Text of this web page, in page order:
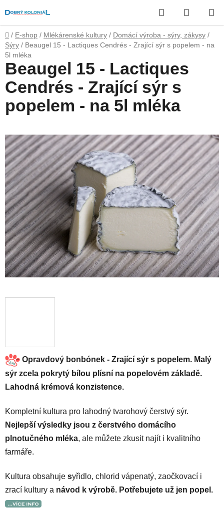
na
obsah
Hledat
KOŠÍK
Domů
/ E-shop / Mlékárenské kultury / Domácí výroba - sýry, zákysy /
Sýry / Beaugel 15 - Lactiques Cendrés - Zrající sýr s popelem - na
5l mléka
Opravdový bonbónek - Zrající sýr s popelem. Malý
sýr zcela pokrytý bílou plísní na popelovém základě.
Lahodná krémová konzistence.
Kompletní kultura pro lahodný tvarohový čerstvý sýr.
Nejlepší výsledky jsou z čerstvého domácího
plnotučného mléka, ale můžete zkusit najít i kvalitního
farmáře.
Kultura obsahuje syřidlo, chlorid vápenatý, zaočkovací i
zrací kultury a návod k výrobě. Potřebujete už jen popel.
Beaugel 15 - Lactiques
Cendrés - Zrající sýr s
popelem - na 5l mléka